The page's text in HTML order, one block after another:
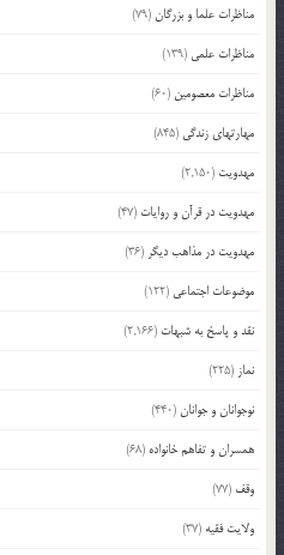
مناظرات علما و بزرگان(79)
مناظرات علمی (139)
مناظرات معصومین (60)
مهارتهای زندگی (845)
مهدویت (2,150)
مهدویت در قرآن و روایات (47)
مهدویت در مذاهب دیگر (36)
موضوعات اجتماعی (122)
نقد و پاسخ به شبهات (2,166)
نماز (225)
نوجوانان و جوانان(440)
همسران و تفاهم خانواده (68)
وقف (77)
ولایت فقیه (37)